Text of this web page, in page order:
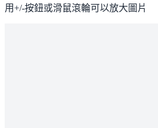
用+/-按鈕或滑鼠滾輪可以放大圖片